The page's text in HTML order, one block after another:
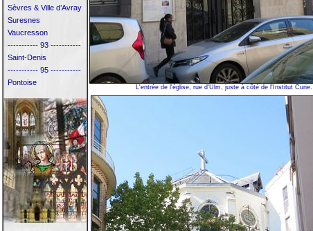
Sèvres & Ville d’Avray
Suresnes
Vaucresson
----------- 93 -----------
Saint-Denis
----------- 95 -----------
Pontoise
L'entrée de l'église, rue d'Ulm, juste à côté de l'Institut Curie.